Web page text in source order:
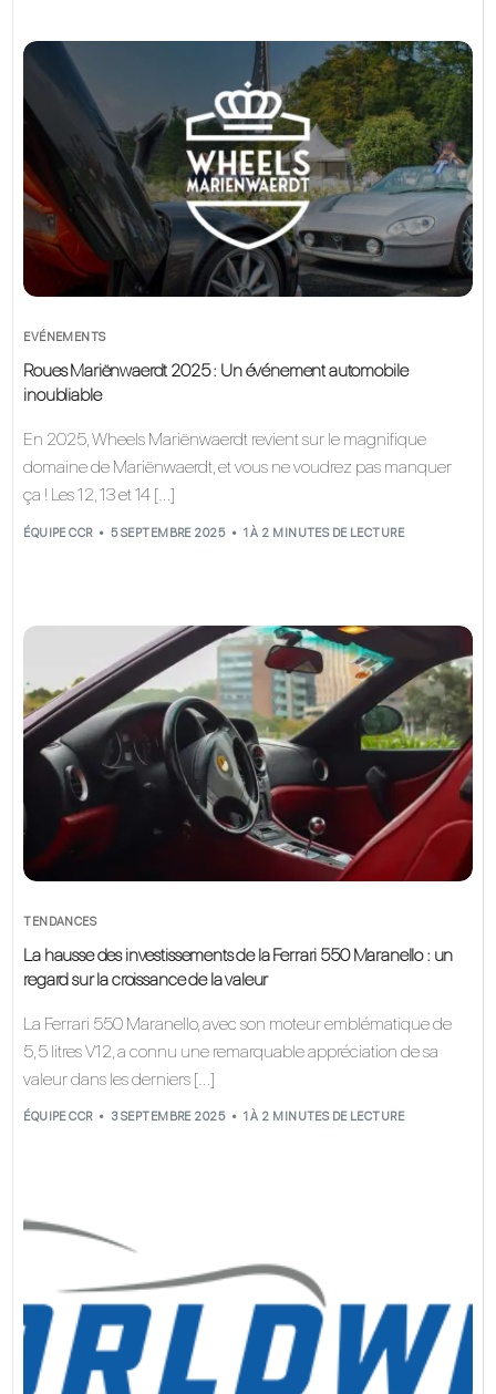
EVÉNEMENTS
Roues Mariënwaerdt 2025 : Un événement automobile
inoubliable
En 2025, Wheels Mariënwaerdt revient sur le magnifique
domaine de Mariënwaerdt, et vous ne voudrez pas manquer
ça ! Les 12, 13 et 14 […]
ÉQUIPE CCR 5 SEPTEMBRE 2025 1 À 2 MINUTES DE LECTURE
TENDANCES
La hausse des investissements de la Ferrari 550 Maranello : un
regard sur la croissance de la valeur
La Ferrari 550 Maranello, avec son moteur emblématique de
5,5 litres V12, a connu une remarquable appréciation de sa
valeur dans les derniers […]
ÉQUIPE CCR 3 SEPTEMBRE 2025 1 À 2 MINUTES DE LECTURE